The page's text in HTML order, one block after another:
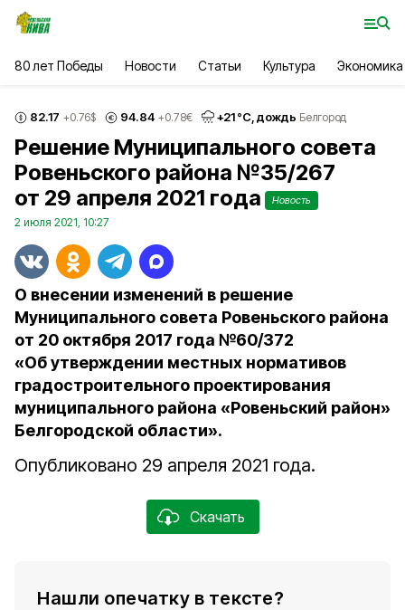
80 лет Победы Новости Статьи Культура Экономика
82.17 +0.76$ 94.84 +0.78€ +21°С, дождь Белгород
Решение Муниципального совета
Ровеньского района №35/267
от 29 апреля 2021 года
Новость
2 июля 2021, 10:27
О внесении изменений в решение
Муниципального совета Ровеньского района
от 20 октября 2017 года №60/372
«Об утверждении местных нормативов
градостроительного проектирования
муниципального района «Ровеньский район»
Белгородской области».
Опубликовано 29 апреля 2021 года.
Скачать
Нашли опечатку в тексте?